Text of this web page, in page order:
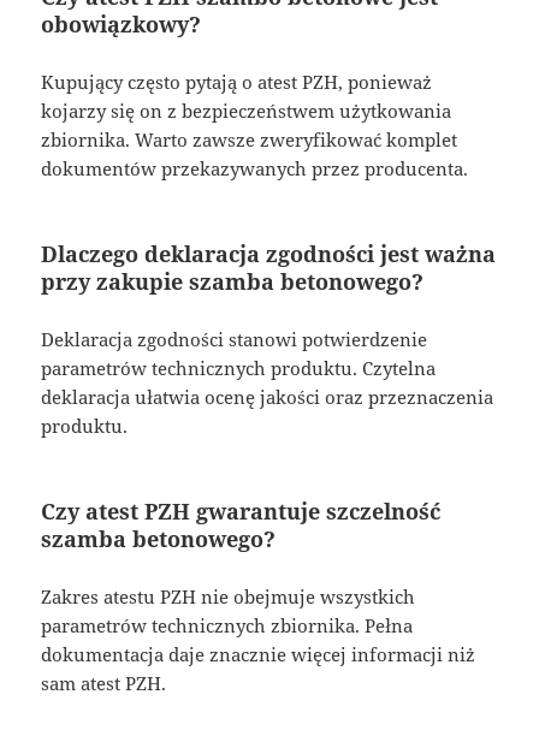
obowiązkowy?
Kupujący często pytają o atest PZH, ponieważ
kojarzy się on z bezpieczeństwem użytkowania
zbiornika. Warto zawsze zweryfikować komplet
dokumentów przekazywanych przez producenta.
Dlaczego deklaracja zgodności jest ważna
przy zakupie szamba betonowego?
Deklaracja zgodności stanowi potwierdzenie
parametrów technicznych produktu. Czytelna
deklaracja ułatwia ocenę jakości oraz przeznaczenia
produktu.
Czy atest PZH gwarantuje szczelność
szamba betonowego?
Zakres atestu PZH nie obejmuje wszystkich
parametrów technicznych zbiornika. Pełna
dokumentacja daje znacznie więcej informacji niż
sam atest PZH.